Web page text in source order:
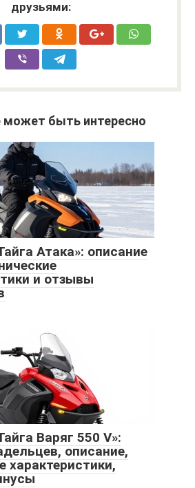
друзьями:
быть интересно
Атака»: описание
и отзывы
Варяг 550 V»:
описание,
характеристики,